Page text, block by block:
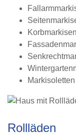
Korbmarkisen
Markisoletten
Rollläden